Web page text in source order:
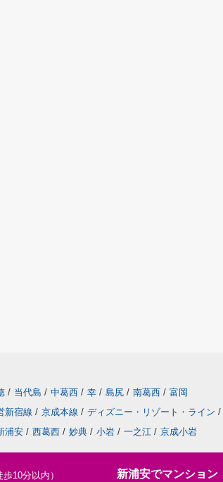
/ 当代島 / 中葛西 / 幸 / 島尻 / 南葛西 / 富岡
新宿線 / 京成本線 / ディズニー・リゾート・ライン /
浦安 / 西葛西 / 妙典 / 小岩 / 一之江 / 京成小岩
10分以内） 新浦安でマンション